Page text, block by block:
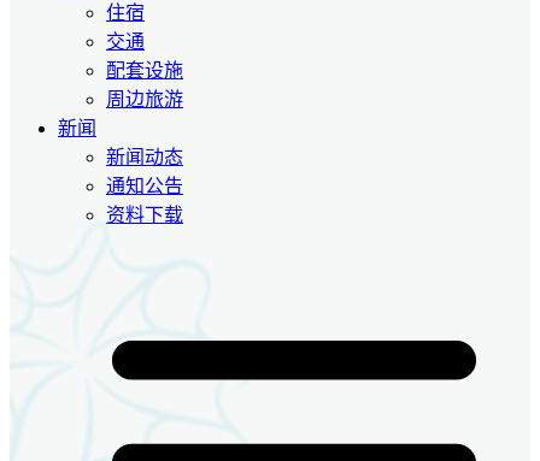
住宿
交通
配套设施
周边旅游
新闻
新闻动态
通知公告
资料下载